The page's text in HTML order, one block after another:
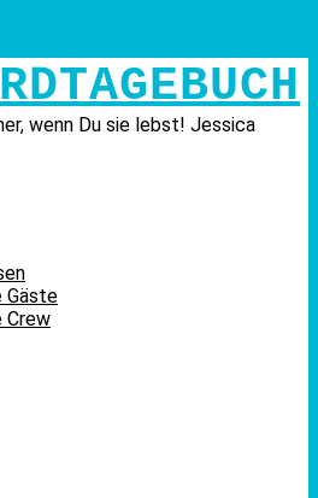
wenn Du sie lebst! Jessica
Gäste
Crew